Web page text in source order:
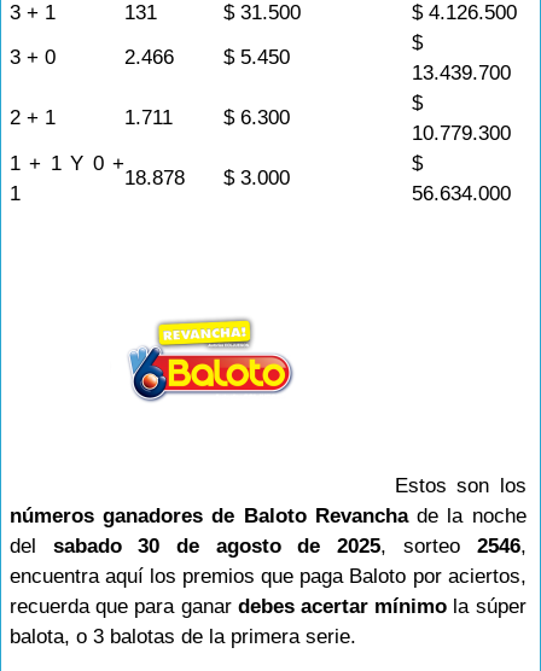
3 + 1
131 $ 31.500
$ 4.126.500
3 + 0
2.466 $ 5.450
$
13.439.700
2 + 1
1.711 $ 6.300
$
10.779.300
1 + 1 Y 0 +
1
18.878 $ 3.000
$
56.634.000
Estos son los
números ganadores de Baloto Revanchade la noche
del sabado 30 de agosto de 2025, sorteo 2546,
encuentra aquí los premios que paga Baloto por aciertos,
recuerda que para ganar debes acertar mínimo la súper
balota, o 3 balotas de la primera serie.